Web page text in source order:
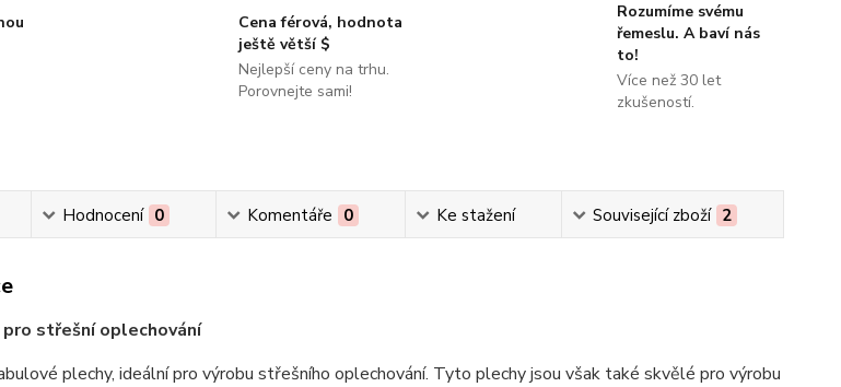
Cena férová, hodnota
ještě větší $
Nejlepší ceny na trhu.
Porovnejte sami!
Rozumíme svému
řemeslu. A baví nás
to!
Více než 30 let
zkušeností.
Hodnocení 0 Komentáře 0 Ke stažení Související zboží 2
střešní oplechování
plechy, ideální pro výrobu střešního oplechování. Tyto plechy jsou však také skvělé pro výrobu